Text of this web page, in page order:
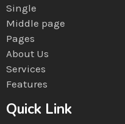
Single
Middle page
Pages
About Us
Services
Features
Quick Link